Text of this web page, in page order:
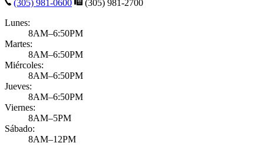
Growth & development
Adolescent mental health
Published November 11, 2025
by Ravinder Khaira, MD, MBA, MPH, FAAP
Adolescent mental health issues have been on the rise since the
pandemic, with more cases diagnosed regularly. At Pediatric
Associates, we believe tha...